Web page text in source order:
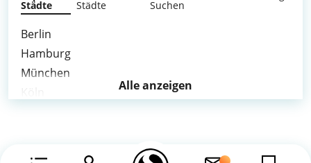
Städte Städte Suchen
Berlin
Hamburg
München
Alle anzeigen